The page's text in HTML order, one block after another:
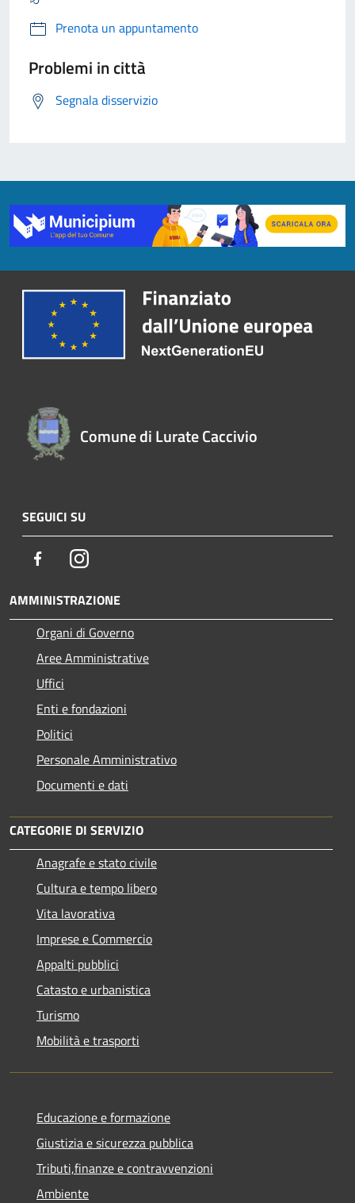
Prenota un appuntamento
Problemi in città
Segnala disservizio
Comune di Lurate Caccivio
SEGUICI SU
FacebookInstagram
AMMINISTRAZIONE
Organi di Governo
Aree Amministrative
Uffici
Enti e fondazioni
Politici
Personale Amministrativo
Documenti e dati
CATEGORIE DI SERVIZIO
Anagrafe e stato civile
Cultura e tempo libero
Vita lavorativa
Imprese e Commercio
Appalti pubblici
Catasto e urbanistica
Turismo
Mobilità e trasporti
Educazione e formazione
Giustizia e sicurezza pubblica
Tributi,finanze e contravvenzioni
Ambiente